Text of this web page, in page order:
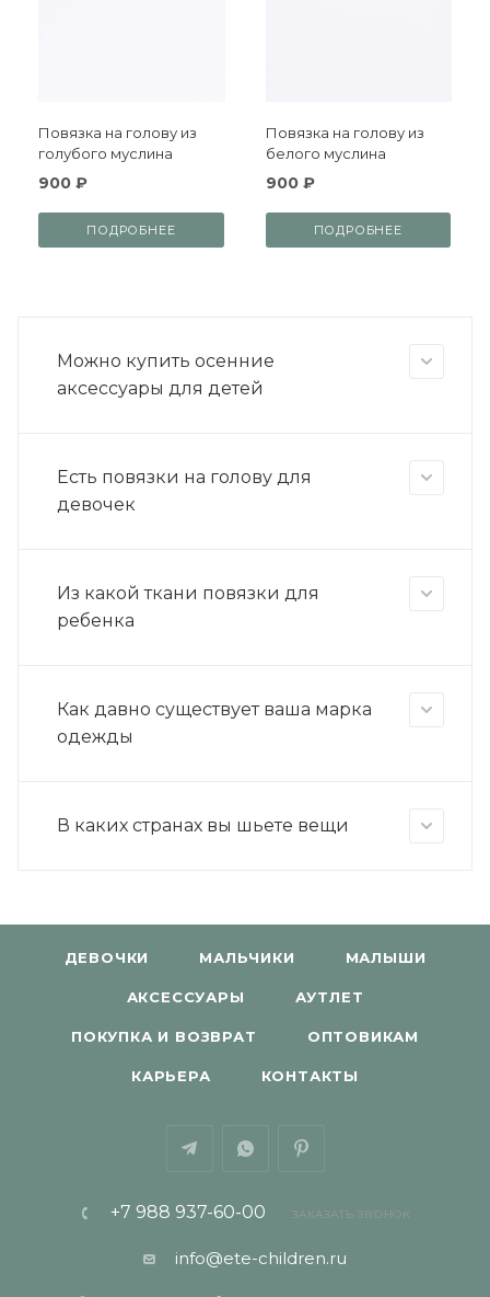
Повязка на голову из
голубого муслина
900 ₽
ПОДРОБНЕЕ
Повязка на голову из
белого муслина
900 ₽
ПОДРОБНЕЕ
Можно купить осенние
аксессуары для детей
Есть повязки на голову для
девочек
Из какой ткани повязки для
ребенка
Как давно существует ваша марка
одежды
В каких странах вы шьете вещи
ДЕВОЧКИ МАЛЬЧИКИ МАЛЫШИ
АКСЕССУАРЫ АУТЛЕТ
ПОКУПКА И ВОЗВРАТ ОПТОВИКАМ
КАРЬЕРА КОНТАКТЫ
+7 988 937-60-00 ЗАКАЗАТЬ ЗВОНОК
info@ete-children.ru